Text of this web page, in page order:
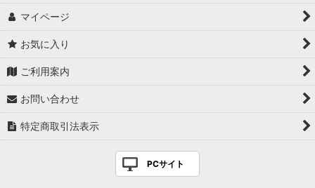
マイページ
お気に入り
ご利用案内
お問い合わせ
特定商取引法表示
PCサイト